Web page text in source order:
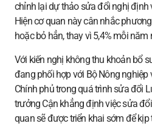
chỉnh lại dự thảo sửa đổi nghị định
Hiện cơ quan này cân nhắc
hoặc bỏ hẳn, thay vì 5,4% mỗi
Với kiến nghị không thu khoản bổ
đang phối hợp với Bộ Nông
Chính phủ trong quá trình sửa đổi
trưởng Cận khẳng định việc sửa
quan sẽ được triển khai sớm để